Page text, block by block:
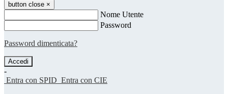
button close ×
Nome Utente
Password
Password dimenticata?
-
Entra con SPID Entra con CIE